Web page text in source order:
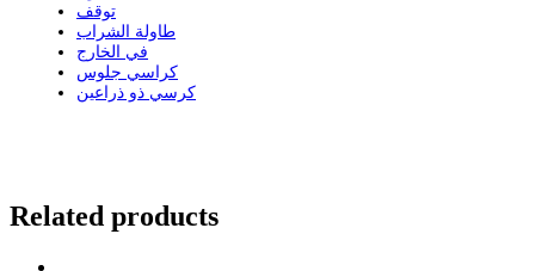
توقف
طاولة الشراب
في الخارج
كراسي جلوس
كرسي ذو ذراعين
Related products